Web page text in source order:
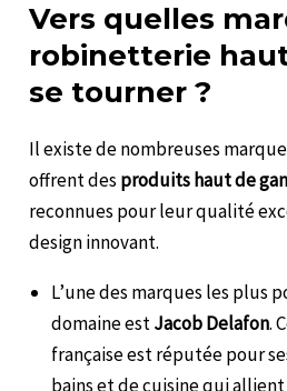
Vers quelles
robinetterie
se tourner ?
Il existe de nombreuses
offrent des produits haut de
reconnues pour leur qualité
design innovant.
L’une des marques les plus
domaine estJacob Delafon.
française est réputée pour
bains et de cuisine qui